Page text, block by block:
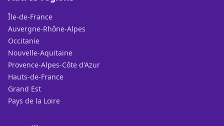
Île-de-France
Auvergne-Rhône-Alpes
Occitanie
Nouvelle-Aquitaine
Provence-Alpes-Côte d'Azur
Hauts-de-France
Grand Est
Pays de la Loire